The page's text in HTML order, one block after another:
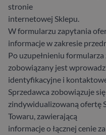
stronie
internetowej Sklepu.
W formularzu zapytania
informacje w zakresie
Po uzupełnieniu
zobowiązany jest
identyfikacyjne i
Sprzedawca zobowiązuje
zindywidualizowaną ofertę
Towaru, zawierającą
informacje o łącznej cenie